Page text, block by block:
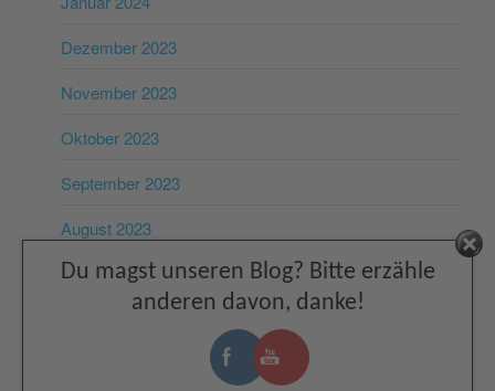
Dezember 2023
November 2023
Oktober 2023
September 2023
August 2023
Juli 2023
Du magst unseren Blog? Bitte erzähle
anderen davon, danke!
Facebook